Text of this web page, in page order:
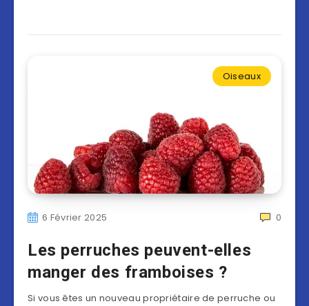
Oiseaux
6 Février 2025 0
Les perruches peuvent-elles
manger des framboises ?
Si vous êtes un nouveau propriétaire de perruche ou